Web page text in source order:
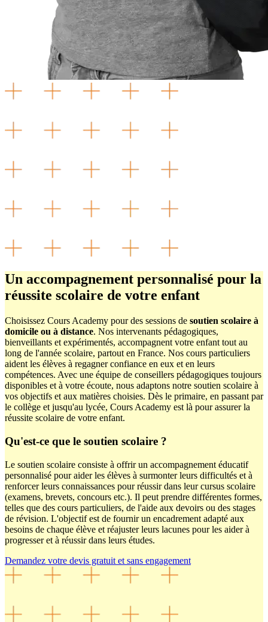
Un accompagnement personnalisé pour la
réussite scolaire de votre enfant
Choisissez Cours Academy pour des sessions de soutien scolaire à
domicile ou à distance. Nos intervenants pédagogiques,
bienveillants et expérimentés, accompagnent votre enfant tout au
long de l'année scolaire, partout en France. Nos cours particuliers
aident les élèves à regagner confiance en eux et en leurs
compétences. Avec une équipe de conseillers pédagogiques toujours
disponibles et à votre écoute, nous adaptons notre soutien scolaire à
vos objectifs et aux matières choisies. Dès le primaire, en passant par
le collège et jusqu'au lycée, Cours Academy est là pour assurer la
réussite scolaire de votre enfant.
Qu'est-ce que le soutien scolaire ?
Le soutien scolaire consiste à offrir un accompagnement éducatif
personnalisé pour aider les élèves à surmonter leurs difficultés et à
renforcer leurs connaissances pour réussir dans leur cursus scolaire
(examens, brevets, concours etc.). Il peut prendre différentes formes,
telles que des cours particuliers, de l'aide aux devoirs ou des stages
de révision. L'objectif est de fournir un encadrement adapté aux
besoins de chaque élève et réajuster leurs lacunes pour les aider à
progresser et à réussir dans leurs études.
Demandez votre devis gratuit et sans engagement